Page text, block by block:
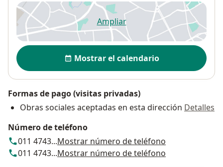
Ampliarse abre en una nueva
Disponibilidad
Mostrar el calendario
Formas de pago (visitas privadas)
Obras sociales aceptadas en esta dirección Detalles
Número de teléfono
011 4743...Mostrar número de teléfono
011 4743...Mostrar número de teléfono